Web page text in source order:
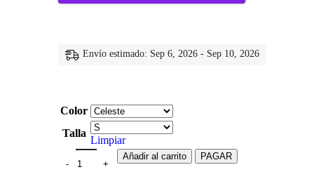
Envío estimado: Sep 6, 2026 - Sep 10, 2026
Color
Talla
Limpiar
Añadir al carrito PAGAR